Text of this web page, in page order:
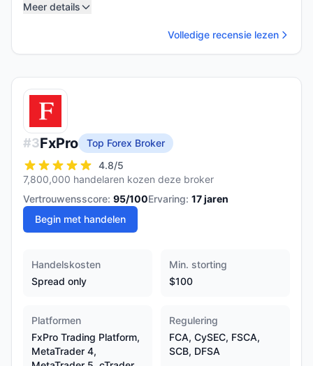
Meer details
Volledige recensie lezen
#3FxPro
Top Forex Broker
4.8/5
7,800,000 handelaren kozen deze broker
Vertrouwensscore: 95/100Ervaring: 17jaren
Begin met handelen
Handelskosten
Spread only
Min. storting
$100
Platformen
FxPro Trading Platform,
MetaTrader 4,
Regulering
FCA, CySEC, FSCA,
SCB, DFSA